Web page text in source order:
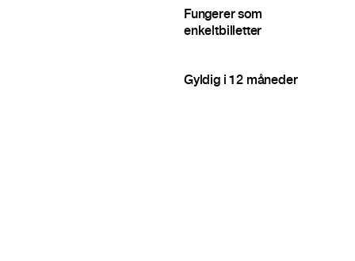
Fungerer som
enkeltbilletter
Gyldig i 12 måneder